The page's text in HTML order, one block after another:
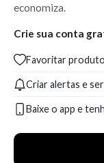
economiza.
Crie sua conta
Favoritar
Criar alertas e
Baixe o app e